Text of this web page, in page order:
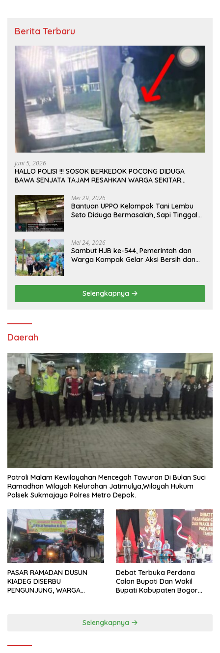
Berita Terbaru
Juni 5, 2026
HALLO POLISI !!! SOSOK BERKEDOK POCONG DIDUGA
BAWA SENJATA TAJAM RESAHKAN WARGA SEKITAR
Mei 29, 2026
Bantuan UPPO Kelompok Tani Lembu
Seto Diduga Bermasalah, Sapi Tinggal
Mei 24, 2026
Sambut HJB ke-544, Pemerintah dan
Warga Kompak Gelar Aksi Bersih dan
Selengkapnya
Daerah
Patroli Malam Kewilayahan Mencegah Tawuran Di Bulan Suci
Ramadhan Wilayah Kelurahan Jatimulya,Wilayah Hukum
Polsek Sukmajaya Polres Metro Depok.
PASAR RAMADAN DUSUN
KIADEG DISERBU
PENGUNJUNG, WARGA
Debat Terbuka Perdana
Calon Bupati Dan Wakil
Bupati Kabupaten Bogor
Selengkapnya